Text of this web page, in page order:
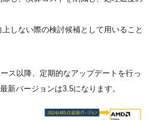
しない際の検討候補として用いること
ス以降、定期的なアップデートを行っ
新バージョンは3.5になります。